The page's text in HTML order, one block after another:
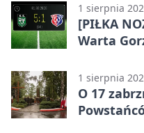
1 sierpnia
[PIŁKA
Warta
Lidze
1 sierpnia
O 17